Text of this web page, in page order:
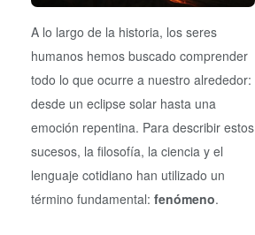
A lo largo de la historia, los seres
humanos hemos buscado comprender
todo lo que ocurre a nuestro alrededor:
desde un eclipse solar hasta una
emoción repentina. Para describir estos
sucesos, la filosofía, la ciencia y el
lenguaje cotidiano han utilizado un
término fundamental: fenómeno.